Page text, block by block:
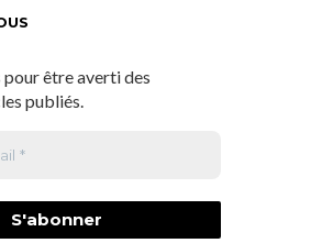
être averti des
publiés.